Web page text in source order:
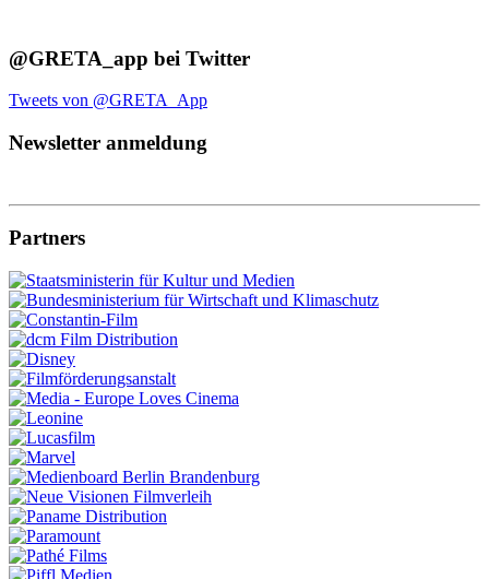
@GRETA_app bei Twitter
Tweets von @GRETA_App
Newsletter anmeldung
Partners